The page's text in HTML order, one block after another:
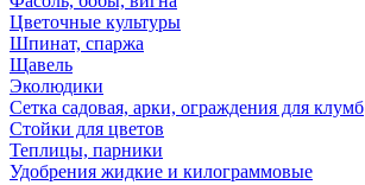
Цветочные культуры
Шпинат, спаржа
Щавель
Эколюдики
Сетка садовая, арки, ограждения для клумб
Стойки для цветов
Теплицы, парники
Удобрения жидкие и килограммовые